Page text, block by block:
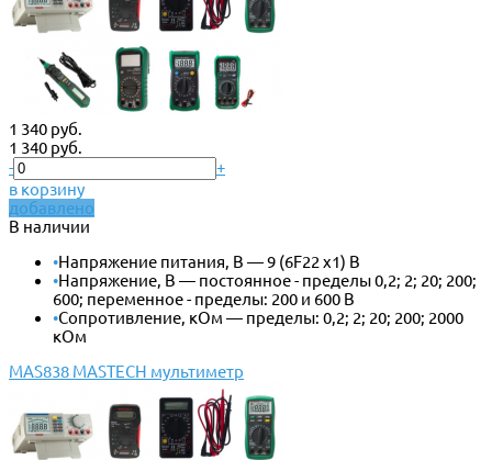
1 340 руб.
1 340 руб.
-
+
в корзину
добавлено
В наличии
•Напряжение питания, В — 9 (6F22 x1) В
•Напряжение, В — постоянное - пределы 0,2; 2; 20; 200;
600; переменное - пределы: 200 и 600 В
•Сопротивление, кОм — пределы: 0,2; 2; 20; 200; 2000
кОм
MAS838 MASTECH мультиметр